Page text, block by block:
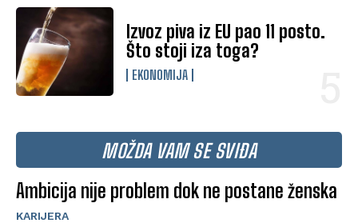
Izvoz piva iz EU pao 11 posto.
Što stoji iza toga?
EKONOMIJA
MOŽDA VAM SE SVIĐA
Ambicija nije problem dok ne postane ženska
KARIJERA